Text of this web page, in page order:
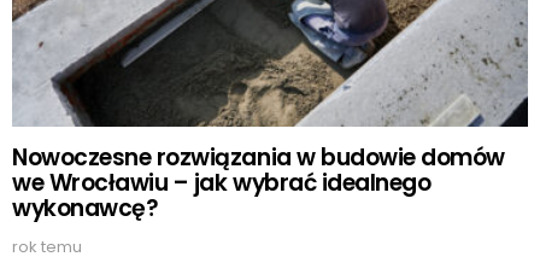
Nowoczesne rozwiązania w budowie domów
we Wrocławiu – jak wybrać idealnego
wykonawcę?
rok temu